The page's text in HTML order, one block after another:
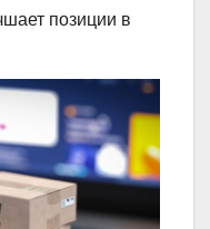
позиции в